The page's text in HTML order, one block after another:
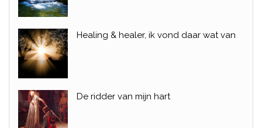
Healing & healer, ik vond daar wat van
De ridder van mijn hart